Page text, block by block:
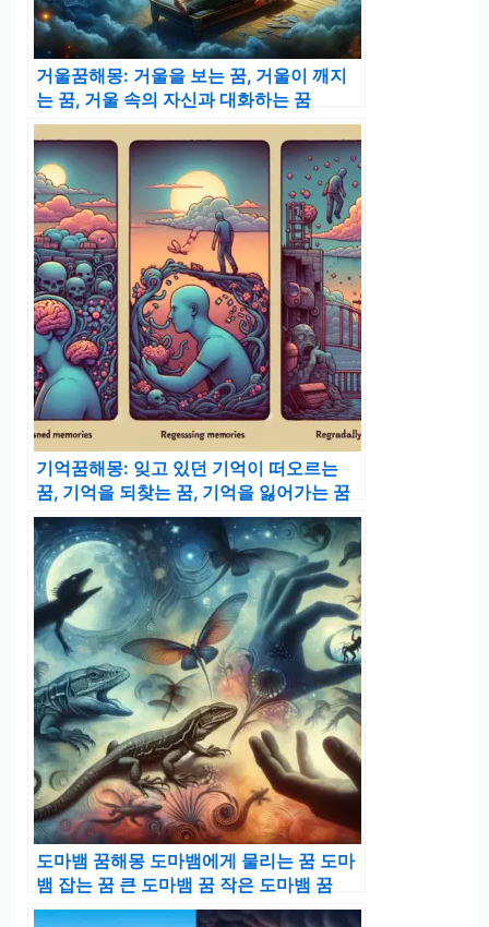
거울꿈해몽: 거울을 보는 꿈, 거울이 깨지
는 꿈, 거울 속의 자신과 대화하는 꿈
기억꿈해몽: 잊고 있던 기억이 떠오르는
꿈, 기억을 되찾는 꿈, 기억을 잃어가는 꿈
도마뱀 꿈해몽 도마뱀에게 물리는 꿈 도마
뱀 잡는 꿈 큰 도마뱀 꿈 작은 도마뱀 꿈